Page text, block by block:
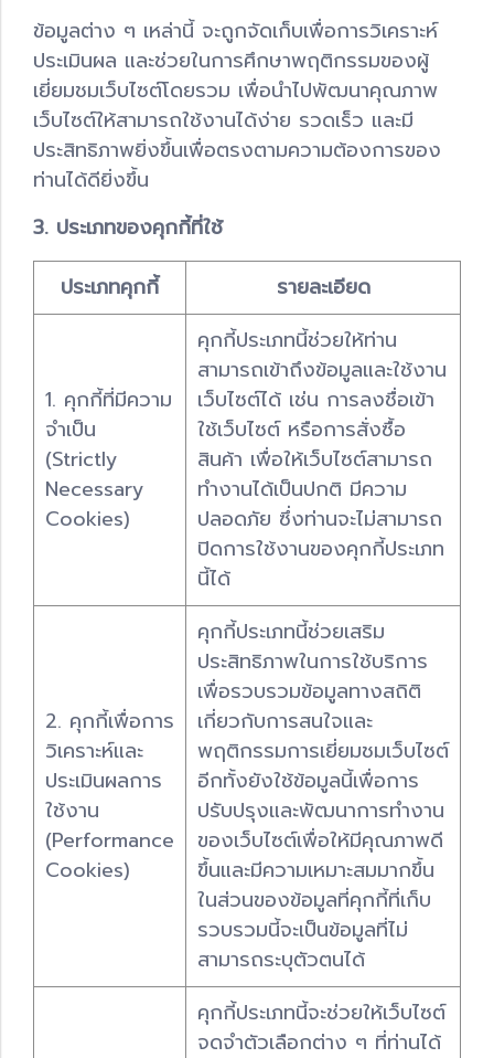
ข้อมูลต่าง ๆ เหล่านี้ จะถูกจัดเก็บเพื่อการวิเคราะห์
ประเมินผล และช่วยในการศึกษาพฤติกรรมของผู้
เยี่ยมชมเว็บไซต์โดยรวม เพื่อนำไปพัฒนาคุณภาพ
เว็บไซต์ให้สามารถใช้งานได้ง่าย รวดเร็ว และมี
ประสิทธิภาพยิ่งขึ้นเพื่อตรงตามความต้องการของ
ท่านได้ดียิ่งขึ้น
3. ประเภทของคุกกี้ที่ใช้
ประเภทคุกกี้
รายละเอียด
1. คุกกี้ที่มีความ
จำเป็น
(Strictly
Necessary
Cookies)
คุกกี้ประเภทนี้ช่วยให้ท่าน
สามารถเข้าถึงข้อมูลและใช้งาน
เว็บไซต์ได้ เช่น การลงชื่อเข้า
ใช้เว็บไซต์ หรือการสั่งซื้อ
สินค้า เพื่อให้เว็บไซต์สามารถ
ทำงานได้เป็นปกติ มีความ
ปลอดภัย ซึ่งท่านจะไม่สามารถ
ปิดการใช้งานของคุกกี้ประเภท
นี้ได้
2. คุกกี้เพื่อการ
วิเคราะห์และ
ประเมินผลการ
ใช้งาน
(Performance
Cookies)
คุกกี้ประเภทนี้ช่วยเสริม
ประสิทธิภาพในการใช้บริการ
เพื่อรวบรวมข้อมูลทางสถิติ
เกี่ยวกับการสนใจและ
พฤติกรรมการเยี่ยมชมเว็บไซต์
อีกทั้งยังใช้ข้อมูลนี้เพื่อการ
ปรับปรุงและพัฒนาการทำงาน
ของเว็บไซต์เพื่อให้มีคุณภาพดี
ขึ้นและมีความเหมาะสมมากขึ้น
ในส่วนของข้อมูลที่คุกกี้ที่เก็บ
รวบรวมนี้จะเป็นข้อมูลที่ไม่
สามารถระบุตัวตนได้
คุกกี้ประเภทนี้จะช่วยให้เว็บไซต์
จดจำตัวเลือกต่าง ๆ ที่ท่านได้